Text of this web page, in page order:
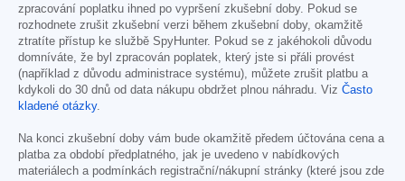
zpracování poplatku ihned po vypršení zkušební doby. Pokud se
rozhodnete zrušit zkušební verzi během zkušební doby, okamžitě
ztratíte přístup ke službě SpyHunter. Pokud se z jakéhokoli důvodu
domníváte, že byl zpracován poplatek, který jste si přáli provést
(například z důvodu administrace systému), můžete zrušit platbu a
kdykoli do 30 dnů od data nákupu obdržet plnou náhradu. Viz Často
kladené otázky.
Na konci zkušební doby vám bude okamžitě předem účtována cena a
platba za období předplatného, jak je uvedeno v nabídkových
materiálech a podmínkách registrační/nákupní stránky (které jsou zde